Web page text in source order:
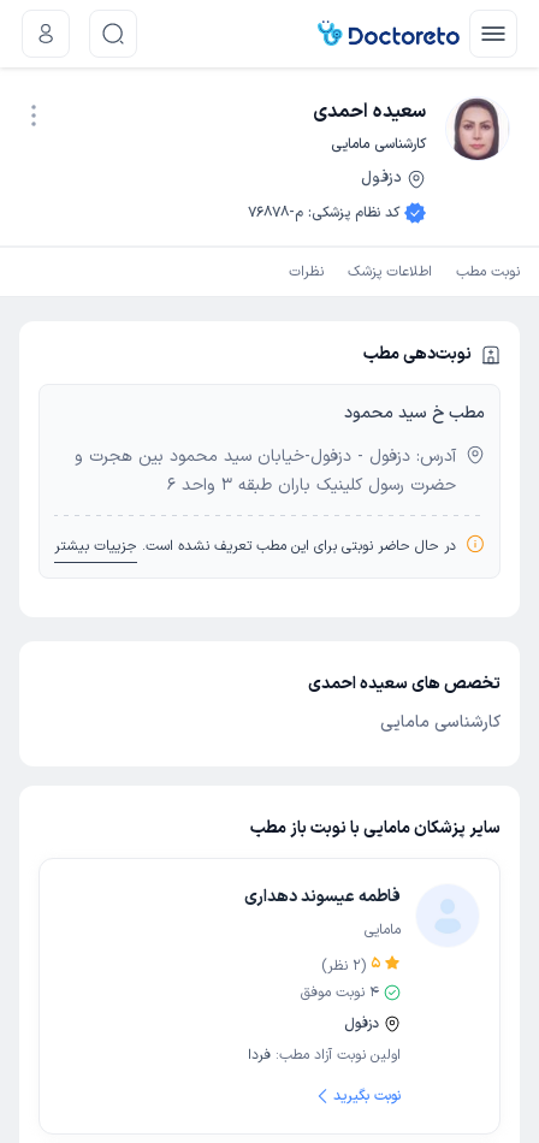
سعیده احمدی
کارشناسی مامایی
دزفول
کد نظام پزشکی: م-76878
نوبت مطب اطلاعات پزشک نظرات
نوبت‌دهی مطب
مطب خ سید محمود
آدرس: دزفول - دزفول-خیابان سید محمود بین هجرت و
حضرت رسول کلینیک باران طبقه 3 واحد 6
در حال حاضر نوبتی برای این مطب تعریف نشده است. جزییات بیشتر
تخصص های سعیده احمدی
کارشناسی مامایی
سایر پزشکان مامایی با نوبت باز مطب
فاطمه عیسوند دهداری
مامایی
5
(
2 نظر)
4 نوبت موفق
دزفول
اولین نوبت آزاد مطب: فردا
نوبت بگیرید